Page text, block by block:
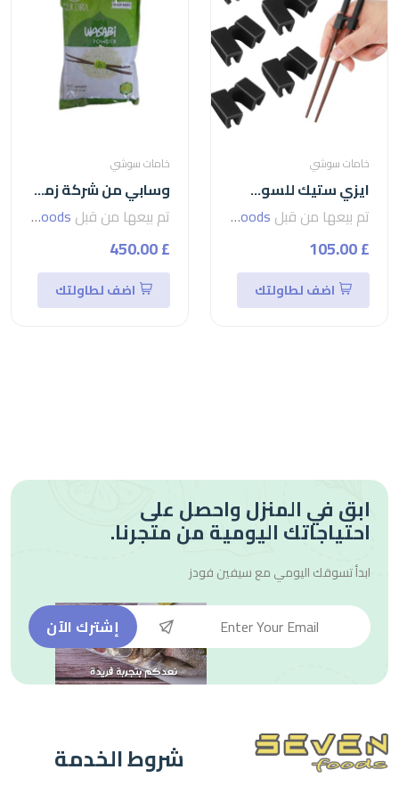
خامات سوشي
ايزي ستيك للسوشي-easy stick
تم بيعها من قبل seven foods
£ 105.00
اضف لطاولتك
خامات سوشي
وسابي من شركة زمرا - wasabi-الوسابي
تم بيعها من قبل seven foods
£ 450.00
اضف لطاولتك
ابق في المنزل واحصل على
احتياجاتك اليومية من متجرنا.
ابدأ تسوقك اليومي معسيفين فودز
إشترك الآن
شروط الخدمة